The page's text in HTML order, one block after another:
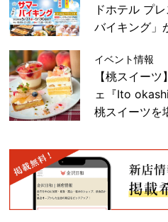
ドホテル プ
バイキング」
イベント情報
【桃スイー
ェ『Ito
桃スイーツを